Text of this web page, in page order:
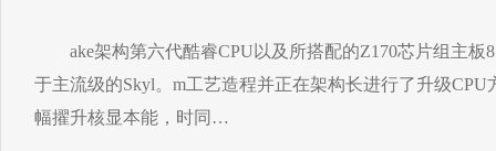
ake架构第六代酷睿CPU以及所搭配的Z170芯片组主板
于主流级的Skyl。m工艺造程并正在架构长进行了升级CPU
幅擢升核显本能，时同…